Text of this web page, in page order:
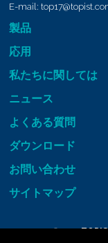
E-mail:
製品
応用
私たちに関しては
ニュース
よくある質問
ダウンロード
お問い合わせ
サイトマップ
Copyright © 2026